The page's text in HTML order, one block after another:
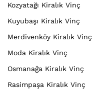
Kozyatağı Kiralık Vinç
Kuyubaşı Kiralık Vinç
Merdivenköy Kiralık Vinç
Moda Kiralık Vinç
Osmanağa Kiralık Vinç
Rasimpaşa Kiralık Vinç